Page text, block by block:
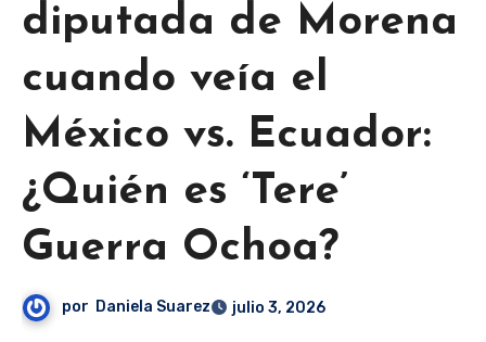
diputada de Morena
cuando veía el
México vs. Ecuador:
¿Quién es ‘Tere’
Guerra Ochoa?
por Daniela Suarez julio 3, 2026